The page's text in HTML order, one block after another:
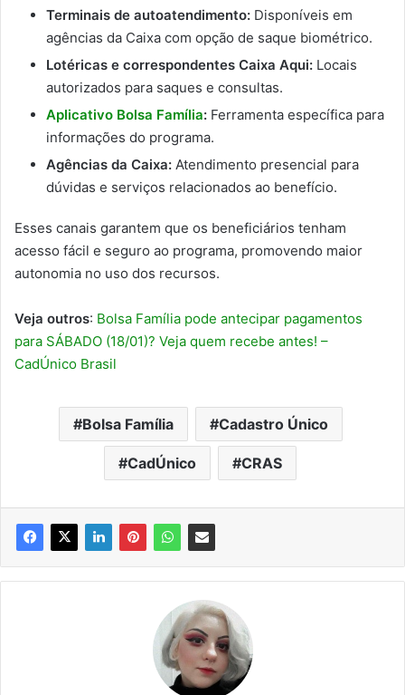
Terminais de autoatendimento: Disponíveis em
agências da Caixa com opção de saque biométrico.
Lotéricas e correspondentes Caixa Aqui: Locais
autorizados para saques e consultas.
Aplicativo Bolsa Família: Ferramenta específica para
informações do programa.
Agências da Caixa: Atendimento presencial para
dúvidas e serviços relacionados ao benefício.
Esses canais garantem que os beneficiários tenham
acesso fácil e seguro ao programa, promovendo maior
autonomia no uso dos recursos.
Veja outros: Bolsa Família pode antecipar pagamentos
para SÁBADO (18/01)? Veja quem recebe antes! –
CadÚnico Brasil
Bolsa Família Cadastro Único
CadÚnico CRAS